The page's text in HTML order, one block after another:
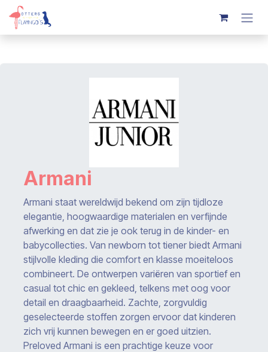
Overslaan naar inhoud
Armani
Armani staat wereldwijd bekend om zijn tijdloze
elegantie, hoogwaardige materialen en verfijnde
afwerking en dat zie je ook terug in de kinder- en
babycollecties. Van newborn tot tiener biedt Armani
stijlvolle kleding die comfort en klasse moeiteloos
combineert. De ontwerpen variëren van sportief en
casual tot chic en gekleed, telkens met oog voor
detail en draagbaarheid. Zachte, zorgvuldig
geselecteerde stoffen zorgen ervoor dat kinderen
zich vrij kunnen bewegen en er goed uitzien.
Preloved Armani is een prachtige keuze voor